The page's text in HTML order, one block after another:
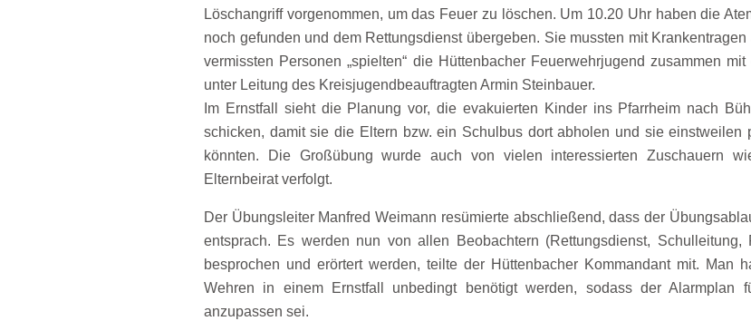
Löschangriff vorgenommen, um das Feuer zu löschen. Um 10.20 Uhr haben die
noch gefunden und dem Rettungsdienst übergeben. Sie mussten mit
vermissten Personen „spielten“ die Hüttenbacher Feuerwehrjugend zusammen
unter Leitung des Kreisjugendbeauftragten Armin Steinbauer.
Im Ernstfall sieht die Planung vor, die evakuierten Kinder ins Pfarrheim nach
schicken, damit sie die Eltern bzw. ein Schulbus dort abholen und sie einstweilen
könnten. Die Großübung wurde auch von vielen interessierten Zuschauern
Elternbeirat verfolgt.
Der Übungsleiter Manfred Weimann resümierte abschließend, dass der
entsprach. Es werden nun von allen Beobachtern (Rettungsdienst,
besprochen und erörtert werden, teilte der Hüttenbacher Kommandant mit. Man
Wehren in einem Ernstfall unbedingt benötigt werden, sodass der Alarmplan
anzupassen sei.